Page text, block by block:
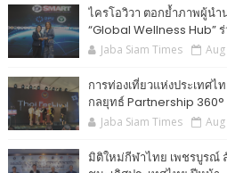
ไครโอวิวา ตอกย้ำภาพผู้น
“Global Wellness Hub”
Jaba Siam Times
การท่องเที่ยวแห่งประเทศ
กลยุทธ์ Partnership
Jaba Siam Times
มิติใหม่กีฬาไทย เพชรบูรณ์